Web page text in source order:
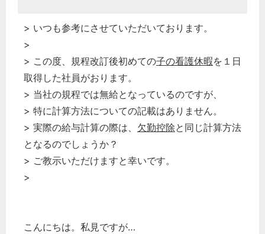
> いつも参考にさせていただいております。
>
> この度、規程改訂後初めての子の看護休暇を１日
取得した社員がおります。
> 当社の規程では無給となっているのですが、
> 特に計算方法についての記載はありません。
> 実際の給与計算の際は、 欠勤控除と同じ計算方法
となるのでしょうか？
> ご教示いただけますと幸いです。
>
こんにちは。私見ですが…